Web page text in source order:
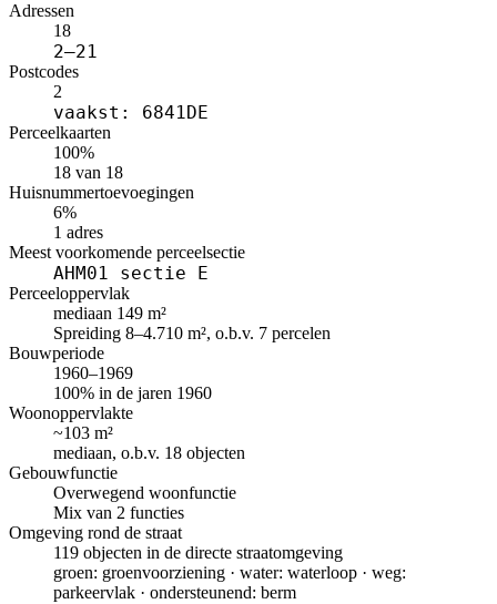
Adressen
18
2–21
Postcodes
2
vaakst: 6841DE
Perceelkaarten
100%
18 van 18
Huisnummertoevoegingen
6%
1 adres
Meest voorkomende perceelsectie
AHM01 sectie E
Perceeloppervlak
mediaan 149 m²
Spreiding 8–4.710 m², o.b.v. 7 percelen
Bouwperiode
1960–1969
100% in de jaren 1960
Woonoppervlakte
~103 m²
mediaan, o.b.v. 18 objecten
Gebouwfunctie
Overwegend woonfunctie
Mix van 2 functies
Omgeving rond de straat
119 objecten in de directe straatomgeving
groen: groenvoorziening · water: waterloop · weg:
parkeervlak · ondersteunend: berm